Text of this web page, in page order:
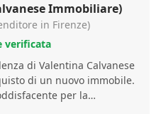
Calvanese (Calvanese Immobiliare)
in Firenze)
verificata
di Valentina Calvanese
di un nuovo immobile.
per la